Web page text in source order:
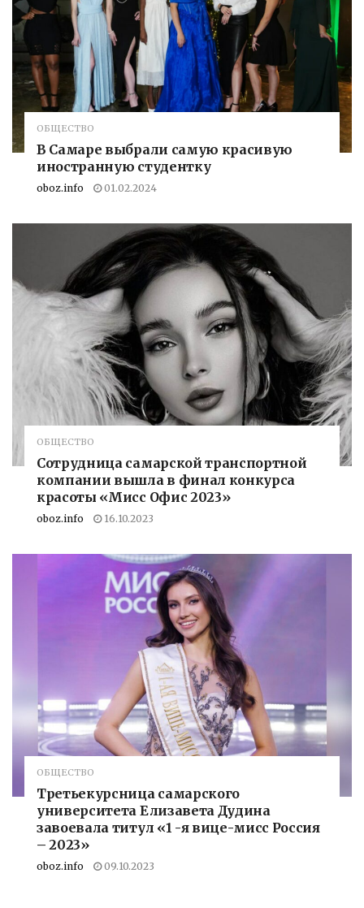
ОБЩЕСТВО
В Самаре выбрали самую красивую
иностранную студентку
oboz.info 01.02.2024
ОБЩЕСТВО
Сотрудница самарской транспортной
компании вышла в финал конкурса
красоты «Мисс Офис 2023»
oboz.info 16.10.2023
ОБЩЕСТВО
Третьекурсница самарского
университета Елизавета Дудина
завоевала титул «1 -я вице-мисс Россия
– 2023»
oboz.info 09.10.2023